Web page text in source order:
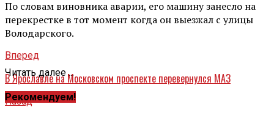
По словам виновника аварии, его машину занесло на
перекрестке в тот момент когда он выезжал с улицы
Володарского.
Вперед
В Ярославле на Московском проспекте перевернулся МАЗ
Назад
Читать далее ...
Рекомендуем!